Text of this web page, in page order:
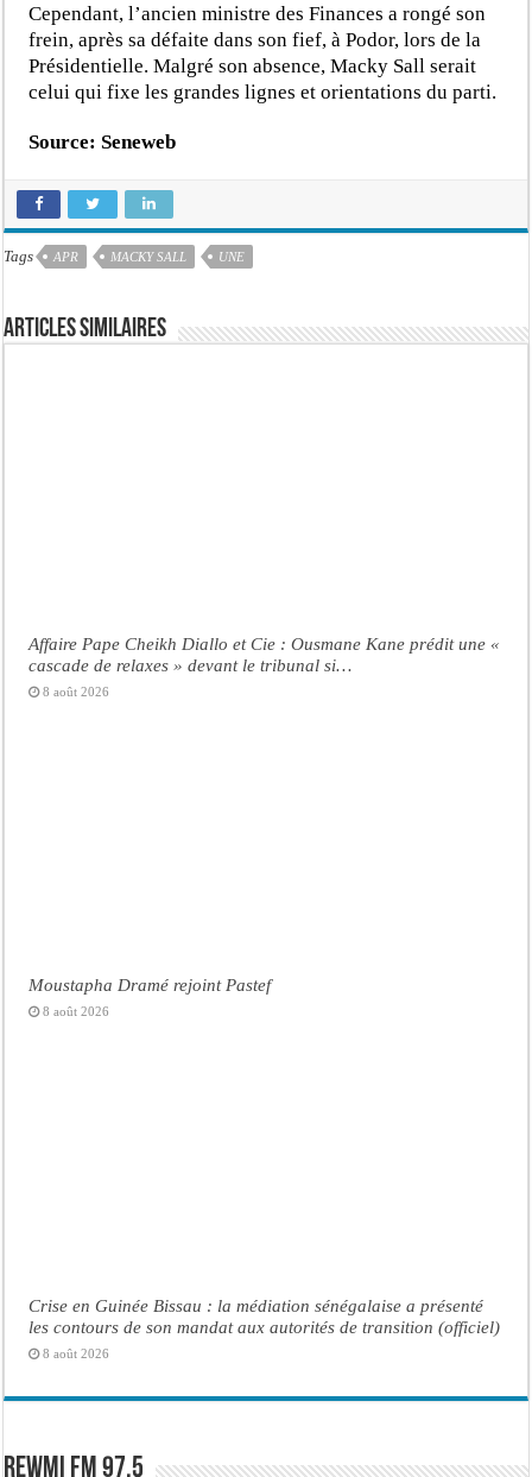
Cependant, l’ancien ministre des Finances a rongé son
frein, après sa défaite dans son fief, à Podor, lors de la
Présidentielle. Malgré son absence, Macky Sall serait
celui qui fixe les grandes lignes et orientations du parti.
Source: Seneweb
Tags APR MACKY SALL UNE
Articles similaires
Affaire Pape Cheikh Diallo et Cie : Ousmane Kane prédit une «
cascade de relaxes » devant le tribunal si…
8 août 2026
Moustapha Dramé rejoint Pastef
8 août 2026
Crise en Guinée Bissau : la médiation sénégalaise a présenté
les contours de son mandat aux autorités de transition (officiel)
8 août 2026
Rewmi FM 97.5